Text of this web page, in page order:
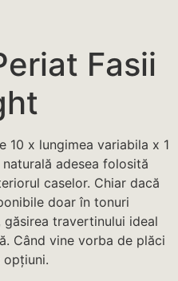
Fasii
10 x lungimea variabila x 1
adesea folosită
caselor. Chiar dacă
doar în tonuri
găsirea travertinului ideal
Când vine vorba de plăci